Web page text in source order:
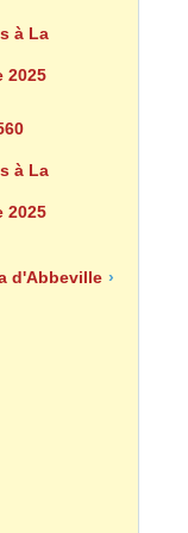
à La
2025
›
d'Abbeville